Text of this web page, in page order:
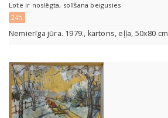
Lote ir noslēgta, solīšana beigusies
24h
Nemierīga jūra. 1979., kartons, eļļa, 50x80 cm